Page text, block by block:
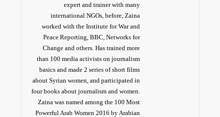
expert and trainer with many
international NGOs, before, Zaina
worked with the Institute for War and
Peace Reporting, BBC, Networks for
Change and others. Has trained more
than 100 media activists on journalism
basics and made 2 series of short films
about Syrian women, and participated in
four books about journalism and women.
Zaina was named among the 100 Most
Powerful Arab Women 2016 by Arabian